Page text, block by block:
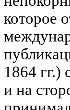
которое
1864 гг.)
и на